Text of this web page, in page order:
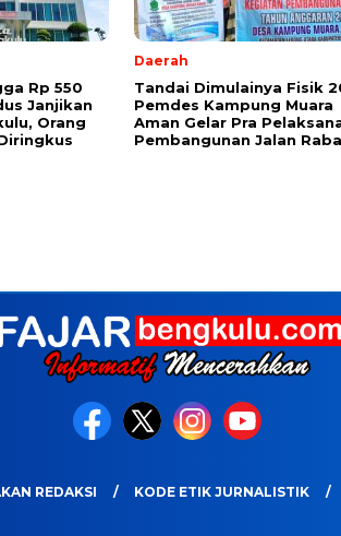
Rp 550
Janjikan
Orang
Daerah
Tandai Dimulainya Fisik
Pemdes Kampung Muara
Aman Gelar Pra
Pembangunan Jalan
REDAKSI KODE ETIK JURNALISTIK